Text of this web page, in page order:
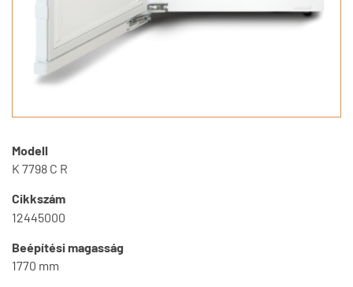
Modell
K 7798 C R
Cikkszám
12445000
Beépítési magasság
1770 mm